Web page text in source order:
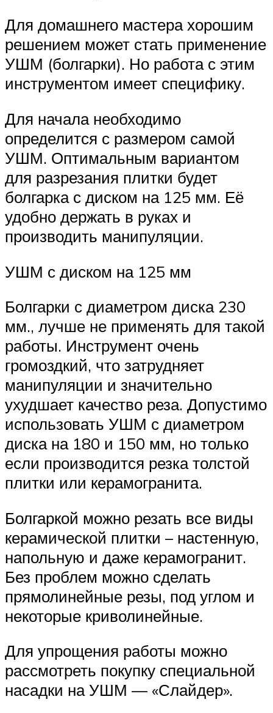
Для домашнего мастера хорошим
решением может стать применение
УШМ (болгарки). Но работа с этим
инструментом имеет специфику.
Для начала необходимо
определится с размером самой
УШМ. Оптимальным вариантом
для разрезания плитки будет
болгарка с диском на 125 мм. Её
удобно держать в руках и
производить манипуляции.
УШМ с диском на 125 мм
Болгарки с диаметром диска 230
мм., лучше не применять для такой
работы. Инструмент очень
громоздкий, что затрудняет
манипуляции и значительно
ухудшает качество реза. Допустимо
использовать УШМ с диаметром
диска на 180 и 150 мм, но только
если производится резка толстой
плитки или керамогранита.
Болгаркой можно резать все виды
керамической плитки – настенную,
напольную и даже керамогранит.
Без проблем можно сделать
прямолинейные резы, под углом и
некоторые криволинейные.
Для упрощения работы можно
рассмотреть покупку специальной
насадки на УШМ — «Слайдер».